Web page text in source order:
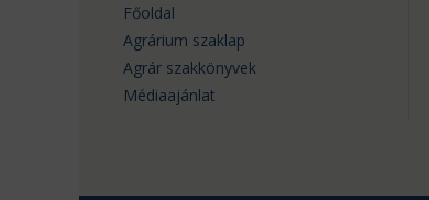
Főoldal
Agrárium szaklap
Agrár szakkönyvek
Médiaajánlat